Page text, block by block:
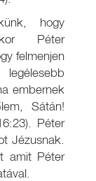
hogy
Péter
felmenjen
embernek
Sátán!
Péter
Jézusnak.
amit Péter